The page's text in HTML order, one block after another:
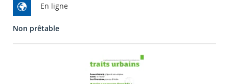
En ligne
Non prêtable